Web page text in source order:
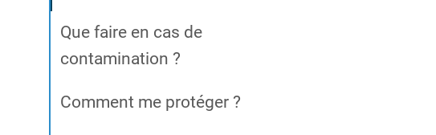
Que faire en cas de
contamination ?
Comment me protéger ?